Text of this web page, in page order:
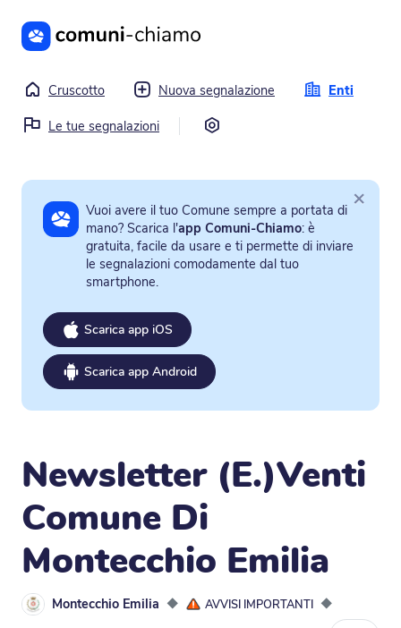
Vai al contenuto principale
Cruscotto Nuova segnalazione
Enti
Le tue segnalazioni
Vuoi avere il tuo Comune sempre a portata di
mano? Scarica l'app Comuni-Chiamo: è
gratuita, facile da usare e ti permette di inviare
le segnalazioni comodamente dal tuo
smartphone.
Scarica app iOS
Scarica app Android
×
Newsletter (E.)Venti
Comune Di
Montecchio Emilia
Montecchio Emilia ◆ AVVISI IMPORTANTI ◆